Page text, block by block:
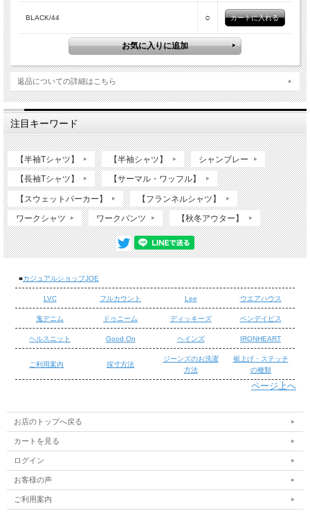
BLACK/44 ○
返品についての詳細はこちら
注目キーワード
【半袖Tシャツ】 【半袖シャツ】 シャンブレー
【長袖Tシャツ】 【サーマル・ワッフル】
【スウェットパーカー】 【フランネルシャツ】
ワークシャツ ワークパンツ 【秋冬アウター】
■カジュアルショップJOE
LVC フルカウント Lee ウエアハウス
鬼デニム ドゥニーム ディッキーズ ベンデイビス
ヘルスニット Good On ヘインズ IRONHEART
ご利用案内 採寸方法
ジーンズのお洗濯
方法
裾上げ・ステッチ
の種類
ページ上へ
/お店のトップへ戻る
カートを見る
ログイン
お客様の声
ご利用案内